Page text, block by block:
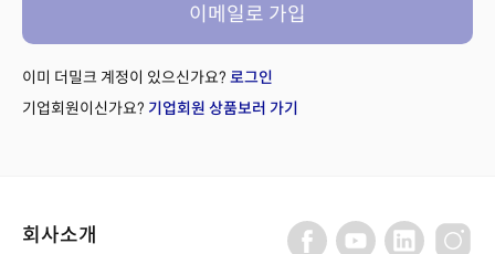
이메일로 가입
이미 더밀크 계정이 있으신가요? 로그인
기업회원이신가요? 기업회원 상품보러 가기
회사소개